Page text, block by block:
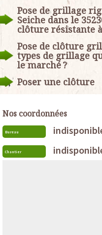
Pose de grillage
Seiche dans le
clôture résistante
Pose de clôture
types de grillage
le marché ?
Poser une clôture
Nos coordonnées
Bureau
Chantier